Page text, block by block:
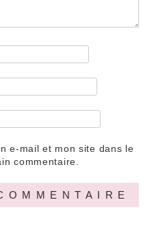
e-mail et mon site dans le
commentaire.